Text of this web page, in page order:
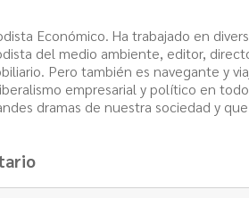
Económico. Ha trabajado en
del medio ambiente, editor,
Pero también es navegante y
empresarial y político en
dramas de nuestra sociedad y